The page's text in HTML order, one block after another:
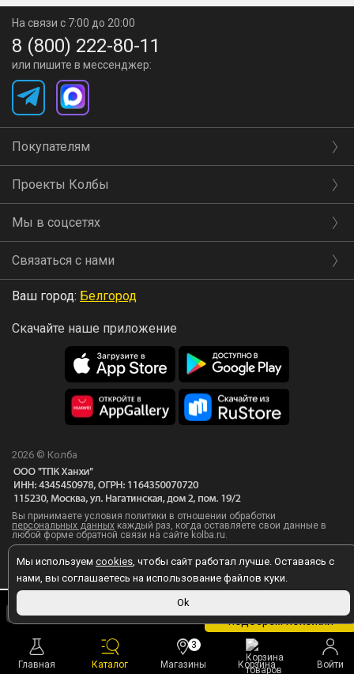
Главная Каталог Магазины
3
Корзина
Войти
99 ₽
подберем похожий
Мы используем cookies, чтобы сайт работал лучше. Оставаясь с
нами, вы соглашаетесь на использование файлов куки.
Ok
На связи с 7:00 до 20:00
8 (800) 222-80-11
или пишите в мессенджер:
Покупателям
Проекты Колбы
Мы в соцсетях
Связаться с нами
Ваш город: Белгород
Скачайте наше приложение
2026 © Колба
Вы принимаете условия политики в отношении обработки
персональных данных каждый раз, когда оставляете свои данные в
любой форме обратной связи на сайте kolba.ru.